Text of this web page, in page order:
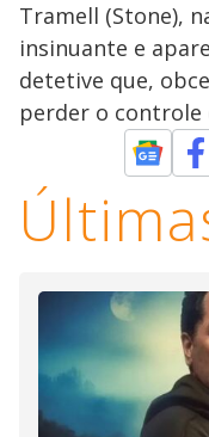
M
u
d
o
Tramell (Stone),
insinuante e
detetive que,
perder o controle